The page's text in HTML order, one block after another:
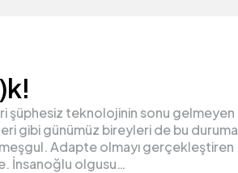
şüphesiz teknolojinin sonu gelmeyen
gibi günümüz bireyleri de bu duruma
Adapte olmayı gerçekleştiren
İnsanoğlu olgusu…